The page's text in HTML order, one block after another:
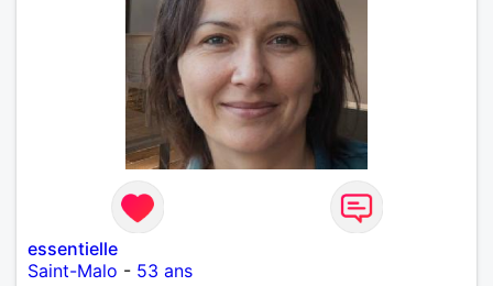
essentielle
Saint-Malo - 53 ans